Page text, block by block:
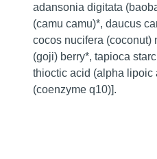
adansonia digitata
(camu camu)*, daucus
cocos nucifera (coconut)
(goji) berry*, tapioca
thioctic acid (alpha
(coenzyme q10)].